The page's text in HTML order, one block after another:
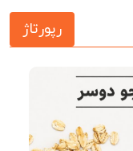
رپورتاژ